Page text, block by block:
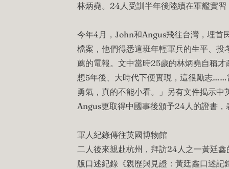
林炳堯。24人受訓半年後陸續在軍艦實
今年4月，John和Angus飛往台灣，埋首
檔案，他們得悉這班年輕軍兵的生平、
薦的電報。文中當時25歲的林炳堯自稱
想5年後、大時代下便實現，這很勵志
勇氣，真的不能小看。」另有文件揭示
Angus更取得中國事後頒予24人的證書
軍人紀錄傳往英國博物館
二人後來親赴杭州，拜訪24人之一黃廷
版口述紀錄《親歷與見證：黃廷鑫口述